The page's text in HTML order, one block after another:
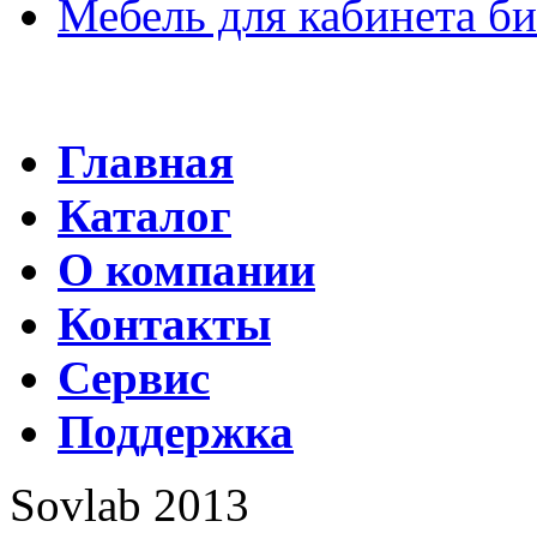
Мебель для кабинета
Главная
Каталог
О компании
Контакты
Сервис
Поддержка
Sovlab 2013